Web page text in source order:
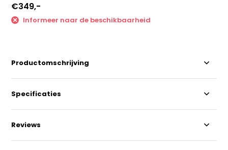
€349,-
Informeer naar de beschikbaarheid
Productomschrijving
Specificaties
Reviews